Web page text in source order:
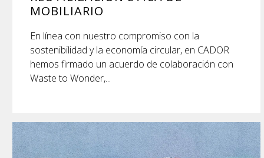
MOBILIARIO
En línea con nuestro compromiso con la
sostenibilidad y la economía circular, en CADOR
hemos firmado un acuerdo de colaboración con
Waste to Wonder,...